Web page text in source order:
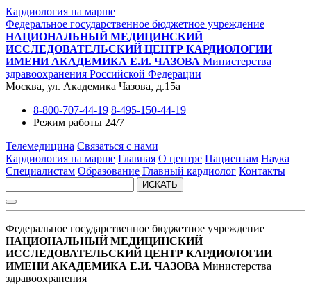
Кардиология на марше
Федеральное государственное бюджетное учреждение
НАЦИОНАЛЬНЫЙ МЕДИЦИНСКИЙ
ИССЛЕДОВАТЕЛЬСКИЙ ЦЕНТР КАРДИОЛОГИИ
ИМЕНИ АКАДЕМИКА Е.И. ЧАЗОВА Министерства
здравоохранения Российской Федерации
Москва, ул. Академика Чазова, д.15а
8-800-707-44-19 8-495-150-44-19
Режим работы 24/7
Телемедицина Связаться с нами
Кардиология на марше Главная О центре Пациентам Наука
Специалистам Образование Главный кардиолог Контакты
ИСКАТЬ
Федеральное государственное бюджетное учреждение
НАЦИОНАЛЬНЫЙ МЕДИЦИНСКИЙ
ИССЛЕДОВАТЕЛЬСКИЙ ЦЕНТР КАРДИОЛОГИИ
ИМЕНИ АКАДЕМИКА Е.И. ЧАЗОВА Министерства
здравоохранения